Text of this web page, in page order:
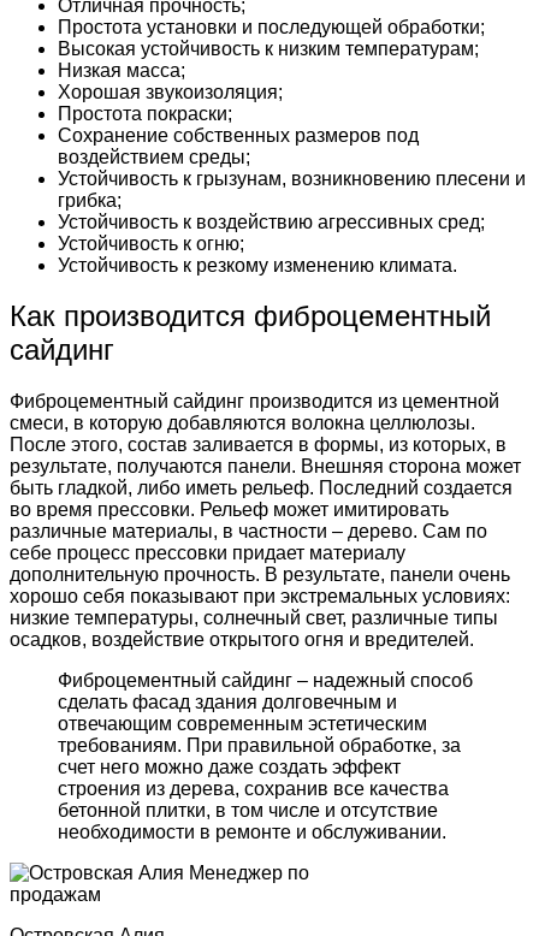
Отличная прочность;
Простота установки и последующей обработки;
Высокая устойчивость к низким температурам;
Низкая масса;
Хорошая звукоизоляция;
Простота покраски;
Сохранение собственных размеров под
воздействием среды;
Устойчивость к грызунам, возникновению плесени и
грибка;
Устойчивость к воздействию агрессивных сред;
Устойчивость к огню;
Устойчивость к резкому изменению климата.
Как производится фиброцементный
сайдинг
Фиброцементный сайдинг производится из цементной
смеси, в которую добавляются волокна целлюлозы.
После этого, состав заливается в формы, из которых, в
результате, получаются панели. Внешняя сторона может
быть гладкой, либо иметь рельеф. Последний создается
во время прессовки. Рельеф может имитировать
различные материалы, в частности – дерево. Сам по
себе процесс прессовки придает материалу
дополнительную прочность. В результате, панели очень
хорошо себя показывают при экстремальных условиях:
низкие температуры, солнечный свет, различные типы
осадков, воздействие открытого огня и вредителей.
Фиброцементный сайдинг – надежный способ
сделать фасад здания долговечным и
отвечающим современным эстетическим
требованиям. При правильной обработке, за
счет него можно даже создать эффект
строения из дерева, сохранив все качества
бетонной плитки, в том числе и отсутствие
необходимости в ремонте и обслуживании.